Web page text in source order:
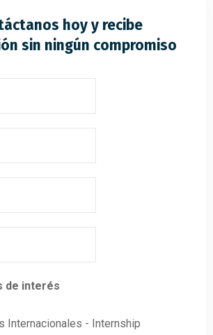
hoy y recibe
sin ningún compromiso
de interés
Internacionales - Internship